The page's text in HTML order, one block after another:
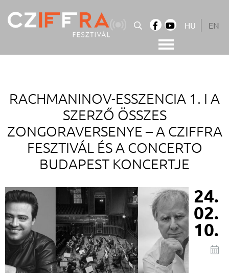
content
HU EN
RACHMANINOV-ESSZENCIA 1. I A
SZERZŐ ÖSSZES
ZONGORAVERSENYE –A CZIFFRA
FESZTIVÁL ÉS A CONCERTO
BUDAPEST KONCERTJE
24.
02.
10.